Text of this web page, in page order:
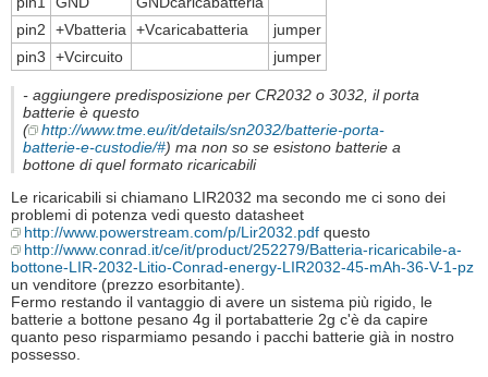
pin2
+Vbatteria +Vcaricabatteria
jumper
pin3
+Vcircuito jumper
- aggiungere predisposizione per CR2032 o 3032, il porta
batterie è questo
(
http://www.tme.eu/it/details/sn2032/batterie-porta-
batterie-e-custodie/#) ma non so se esistono batterie a
bottone di quel formato ricaricabili
Le ricaricabili si chiamano LIR2032 ma secondo me ci sono dei
problemi di potenza vedi questo datasheet
http://www.powerstream.com/p/Lir2032.pdf questo
http://www.conrad.it/ce/it/product/252279/Batteria-ricaricabile-a-
bottone-LIR-2032-Litio-Conrad-energy-LIR2032-45-mAh-36-V-1-pz
un venditore (prezzo esorbitante).
Fermo restando il vantaggio di avere un sistema più rigido, le
batterie a bottone pesano 4g il portabatterie 2g c'è da capire
quanto peso risparmiamo pesando i pacchi batterie già in nostro
possesso.